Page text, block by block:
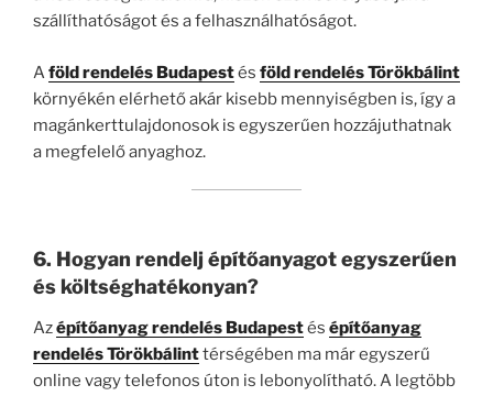
szállíthatóságot és a felhasználhatóságot.
Aföld rendelés Budapestés föld rendelés Törökbálint
környékén elérhető akár kisebb mennyiségben is, így a
magánkerttulajdonosok is egyszerűen hozzájuthatnak
a megfelelő anyaghoz.
6. Hogyan rendelj építőanyagot egyszerűen
és költséghatékonyan?
Azépítőanyag rendelés Budapestés építőanyag
rendelés Törökbálinttérségében ma már egyszerű
online vagy telefonos úton is lebonyolítható. A legtöbb